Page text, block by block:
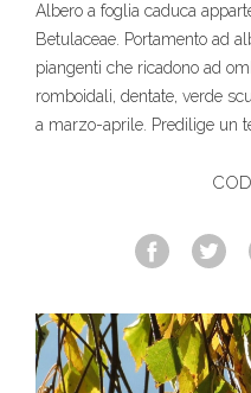
Albero a foglia caduca
Betulaceae. Portamento ad
piangenti che ricadono ad
romboidali, dentate, verde
a marzo-aprile. Predilige un